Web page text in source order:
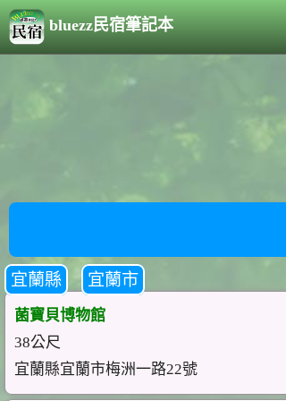
bluezz民宿筆記本
宜蘭縣 宜蘭市
菌寶貝博物館
38公尺
宜蘭縣宜蘭市梅洲一路22號